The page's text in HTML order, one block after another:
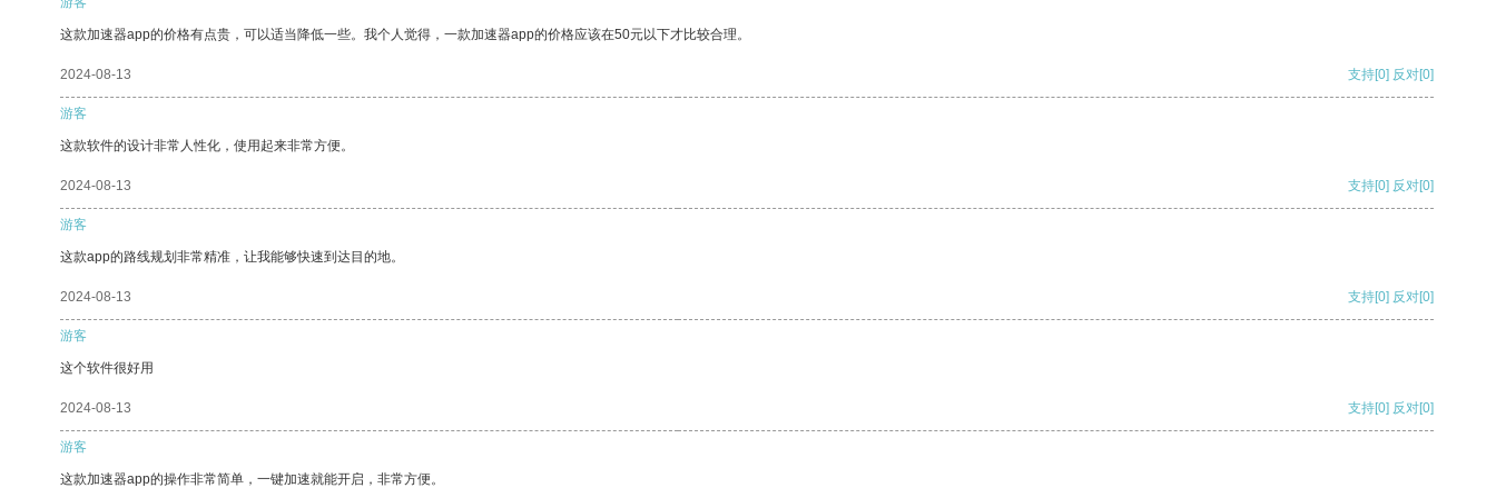
这款加速器app的价格有点贵，可以适当降低一些。我个人觉得，一款加速器app的价格应该在50元以下才比较合理。
2024-08-13 支持[0] 反对[0]
游客
这款软件的设计非常人性化，使用起来非常方便。
2024-08-13 支持[0] 反对[0]
游客
这款app的路线规划非常精准，让我能够快速到达目的地。
2024-08-13 支持[0] 反对[0]
游客
这个软件很好用
2024-08-13 支持[0] 反对[0]
游客
这款加速器app的操作非常简单，一键加速就能开启，非常方便。